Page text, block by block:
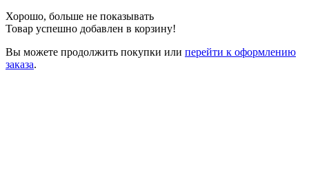
Хорошо, больше не показывать
Товар успешно добавлен в корзину!
Вы можете продолжить покупки или перейти к оформлению
заказа.